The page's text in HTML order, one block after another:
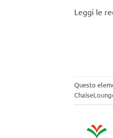
Leggi le
Questo